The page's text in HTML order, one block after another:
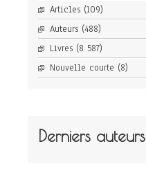
Articles (109)
Auteurs (488)
Livres (8 587)
Nouvelle courte (8)
Derniers auteurs